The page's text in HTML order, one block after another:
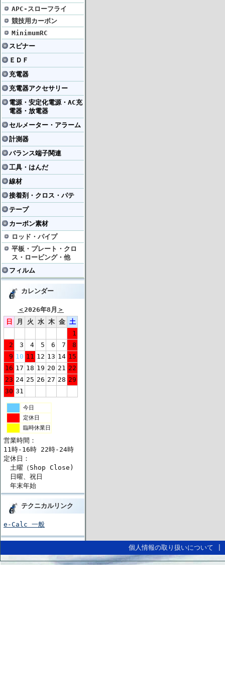
APC-スローフライ
競技用カーボン
MinimumRC
スピナー
ＥＤＦ
充電器
充電器アクセサリー
電源・安定化電源・AC充
電器・放電器
セルメーター・アラーム
計測器
バランス端子関連
工具・はんだ
線材
接着剤・クロス・パテ
テープ
カーボン素材
ロッド・パイプ
平板・プレート・クロ
ス・ロービング・他
フィルム
カレンダー
＜2026年8月 ＞
日
月 火 水 木 金 土
1
2
3 4 5 6 7
8
9 10 11 12 13 14 15
16 17 18 19 20 21 22
23 24 25 26 27 28 29
30 31
今日
定休日
臨時休業日
営業時間：
11時-16時 22時-24時
定休日：
土曜（Shop Close)
日曜、祝日
年末年始
テクニカルリンク
e-Calc 一般
個人情報の取り扱いについて